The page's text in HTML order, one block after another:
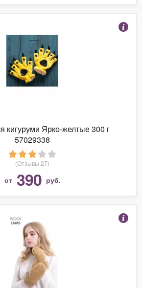
кигуруми Ярко-желтые 300 г
57029338
(Отзывы 27)
от 390 руб.